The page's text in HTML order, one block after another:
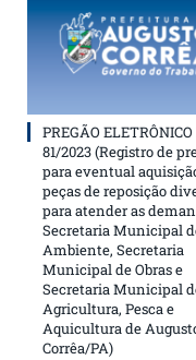
PREGÃO ELETRÔNICO
81/2023 (Registro de
para eventual
peças de reposição
para atender as
Secretaria Municipal
Ambiente, Secretaria
Municipal de Obras e
Secretaria Municipal
Agricultura, Pesca e
Aquicultura de
Corrêa/PA)